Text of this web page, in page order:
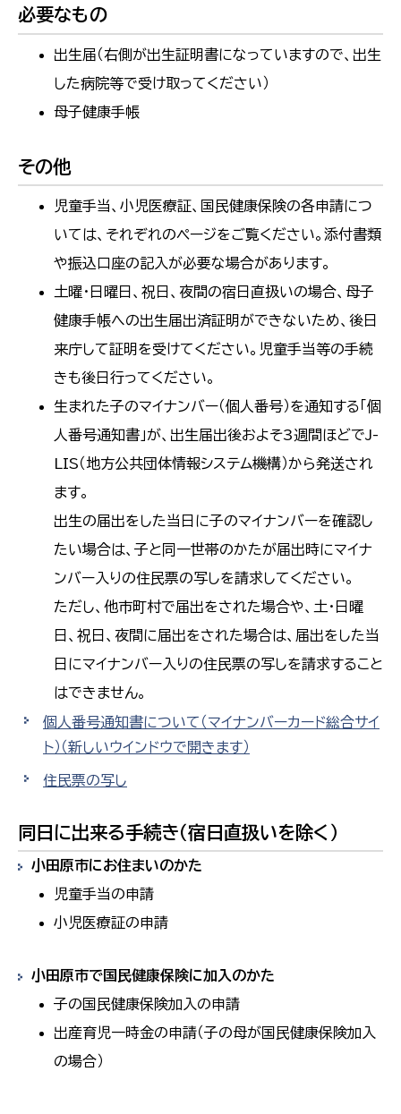
必要なもの
出生届（右側が出生証明書になっていますので、出生
した病院等で受け取ってください）
母子健康手帳
その他
児童手当、小児医療証、国民健康保険の各申請につ
いては、それぞれのページをご覧ください。添付書類
や振込口座の記入が必要な場合があります。
土曜・日曜日、祝日、夜間の宿日直扱いの場合、母子
健康手帳への出生届出済証明ができないため、後日
来庁して証明を受けてください。児童手当等の手続
きも後日行ってください。
生まれた子のマイナンバー（個人番号）を通知する「個
人番号通知書」が、出生届出後およそ3週間ほどでJ-
LIS（地方公共団体情報システム機構）から発送され
ます。
出生の届出をした当日に子のマイナンバーを確認し
たい場合は、子と同一世帯のかたが届出時にマイナ
ンバー入りの住民票の写しを請求してください。
ただし、他市町村で届出をされた場合や、土・日曜
日、祝日、夜間に届出をされた場合は、届出をした当
日にマイナンバー入りの住民票の写しを請求すること
はできません。
個人番号通知書について（マイナンバーカード総合サイ
ト） （新しいウインドウで開きます）
住民票の写し
同日に出来る手続き（宿日直扱いを除く）
小田原市にお住まいのかた
児童手当の申請
小児医療証の申請
小田原市で国民健康保険に加入のかた
子の国民健康保険加入の申請
出産育児一時金の申請（子の母が国民健康保険加入
の場合）